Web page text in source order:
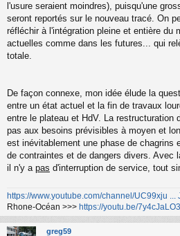
l'usure seraient moindres), puisqu'une
seront reportés sur le nouveau tracé. On
réfléchir à l'intégration pleine et entière du
actuelles comme dans les futures... qui
totale.
De façon connexe, mon idée élude la
entre un état actuel et la fin de travaux
entre le plateau et HdV. La restructuration
pas aux besoins prévisibles à moyen et
est inévitablement une phase de chagrins
de contraintes et de dangers divers. Avec
il n'y a pas d'interruption de service, tout
https://www.youtube.com/channel/UC99xju ...
Rhone-Océan >>> https://youtu.be/
greg59